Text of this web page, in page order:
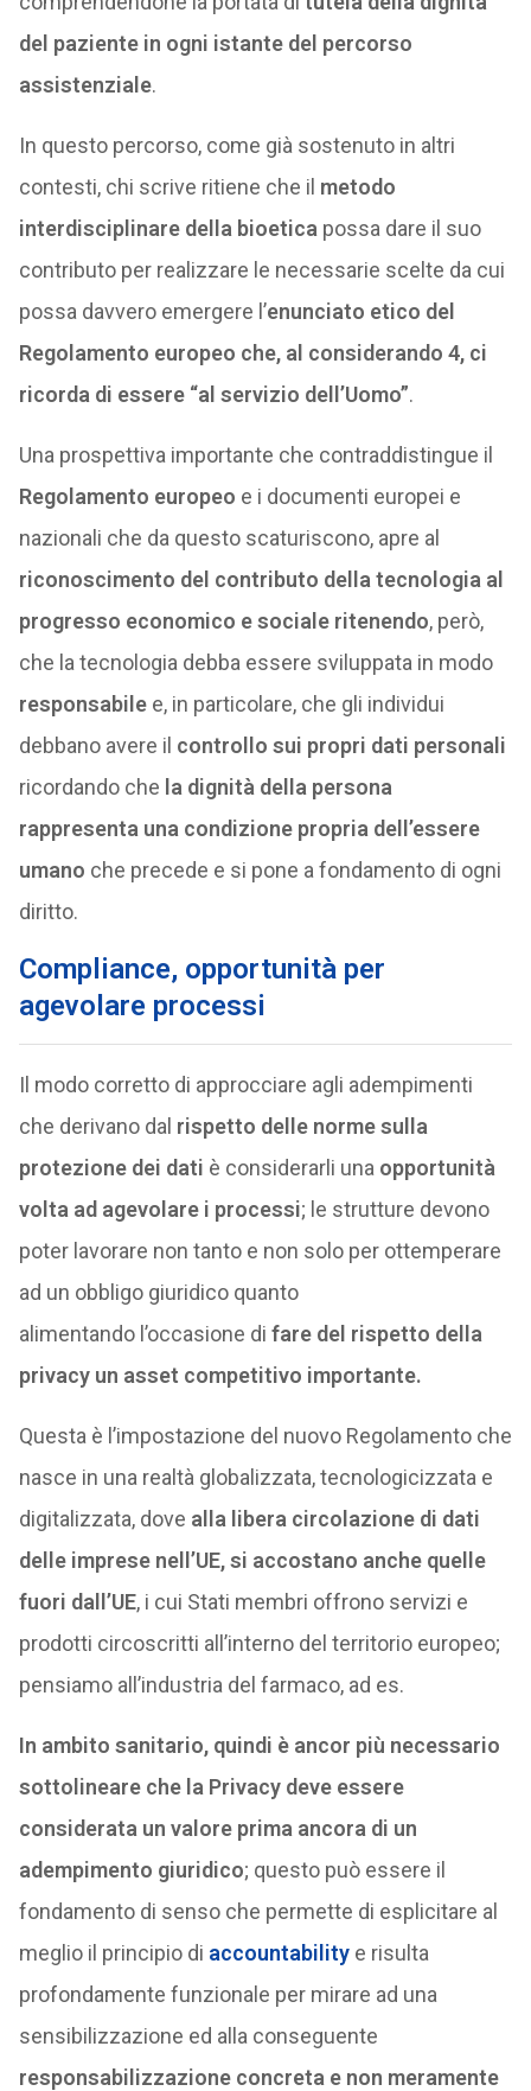
del paziente in ogni istante del percorso
assistenziale.
In questo percorso, come già sostenuto in altri
contesti, chi scrive ritiene che il metodo
interdisciplinare della bioetica possa dare il suo
contributo per realizzare le necessarie scelte da cui
possa davvero emergere l’enunciato etico del
Regolamento europeo che, al considerando 4, ci
ricorda di essere “al servizio dell’Uomo”.
Una prospettiva importante che contraddistingue il
Regolamento europeo e i documenti europei e
nazionali che da questo scaturiscono, apre al
riconoscimento del contributo della tecnologia al
progresso economico e sociale ritenendo, però,
che la tecnologia debba essere sviluppata in modo
responsabilee, in particolare, che gli individui
debbano avere il controllo sui propri dati personali
ricordando che la dignità della persona
rappresenta una condizione propria dell’essere
umano che precede e si pone a fondamento di ogni
diritto.
Compliance, opportunità per
agevolare processi
Il modo corretto di approcciare agli adempimenti
che derivano dal rispetto delle norme sulla
protezione dei dati è considerarli una opportunità
volta ad agevolare i processi; le strutture devono
poter lavorare non tanto e non solo per ottemperare
ad un obbligo giuridico quanto
alimentando l’occasione di fare del rispetto della
privacy un asset competitivo importante.
Questa è l’impostazione del nuovo Regolamento che
nasce in una realtà globalizzata, tecnologicizzata e
digitalizzata, dove alla libera circolazione di dati
delle imprese nell’UE, si accostano anche quelle
fuori dall’UE, i cui Stati membri offrono servizi e
prodotti circoscritti all’interno del territorio europeo;
pensiamo all’industria del farmaco, ad es.
In ambito sanitario, quindi è ancor più necessario
sottolineare che la Privacy deve essere
considerata un valore prima ancora di un
adempimento giuridico; questo può essere il
fondamento di senso che permette di esplicitare al
meglio il principio di accountabilitye risulta
profondamente funzionale per mirare ad una
sensibilizzazione ed alla conseguente
responsabilizzazione concreta e non meramente